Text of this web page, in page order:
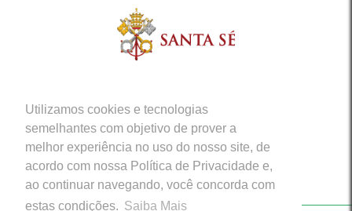
Utilizamos cookies e tecnologias
semelhantes com objetivo de prover a
melhor experiência no uso do nosso site, de
acordo com nossa Política de Privacidade e,
ao continuar navegando, você concorda com
estas condições. Saiba Mais